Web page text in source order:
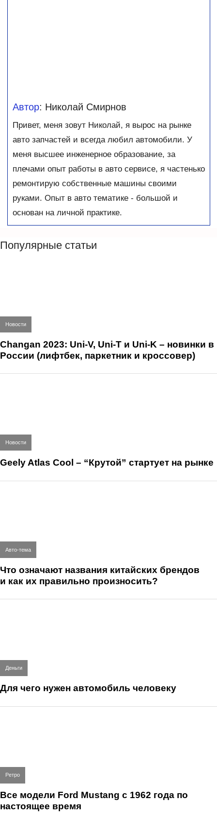
Автор: Николай Смирнов
Привет, меня зовут Николай, я вырос на рынке
авто запчастей и всегда любил автомобили. У
меня высшее инженерное образование, за
плечами опыт работы в авто сервисе, я частенько
ремонтирую собственные машины своими
руками. Опыт в авто тематике - большой и
основан на личной практике.
Популярные статьи
Новости
Changan 2023: Uni-V, Uni-T и Uni-K – новинки в
России (лифтбек, паркетник и кроссовер)
Новости
Geely Atlas Cool – “Крутой” стартует на рынке
Авто-тема
Что означают названия китайских брендов
и как их правильно произносить?
Деньги
Для чего нужен автомобиль человеку
Ретро
Все модели Ford Mustang с 1962 года по
настоящее время